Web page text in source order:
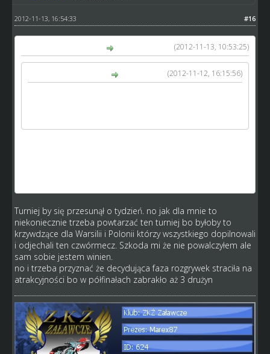
#16
2012-11-13, 16:54:33
(2012-11-13, 10:53:25)
(2012-11-12, 16:15:56)
Turniej by się przesunął o tydzień. no jak dla mnie to
niekoniecznie trzeba powtarzać ten turniej bo byłoby to
krzywdzące dla Warsilii i Polonii którzy wszystkiego dopilnowali
i odjechali ten czwórmecz. Szkoda mi że nie powalczyłem ale
sam sobie jestem winien.
no i trzeba przyznać że decydująca faza rozgrywek straciła na
atrakcyjności bo w półfinałach zabrakło aż 3 drużyn